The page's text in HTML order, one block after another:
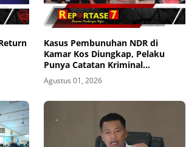
Kasus Pembunuhan NDR di
Kamar Kos Diungkap, Pelaku
Punya Catatan Kriminal
Kekerasan
Agustus 01, 2026